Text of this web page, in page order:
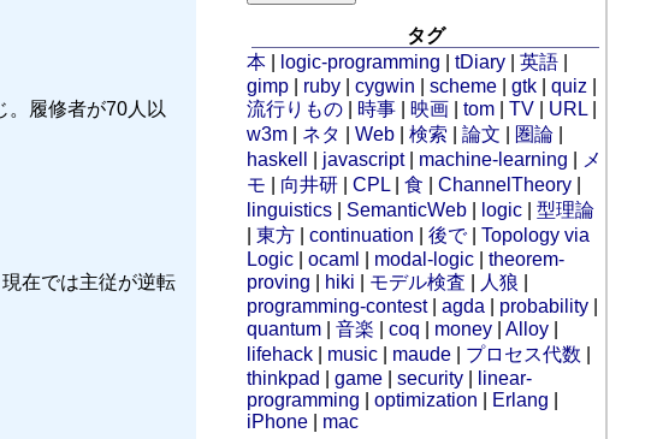
。履修者が70人以
在では主従が逆転
タグ
本
logic-programming |tDiary |英語
gimp
ruby |cygwin |scheme |gtk |quiz
流行りもの
時事 映画 |tom |TV URL
w3m
ネタ |Web |検索 |論文 圏論
haskell
javascript| machine-learning
メ
モ
向井研 |CPL |食 |ChannelTheory
linguistics
SemanticWeb logic |型理論
|東方 |continuation |後で|Topology via
Logic |ocaml modal-logic |theorem-
proving
hiki モデル検査 人狼
programming-contest|agda probability
quantum |音楽 |coq money |Alloy
lifehack
music maude プロセス代数
thinkpad
|game |security
linear-
programming |optimization Erlang
iPhone
mac